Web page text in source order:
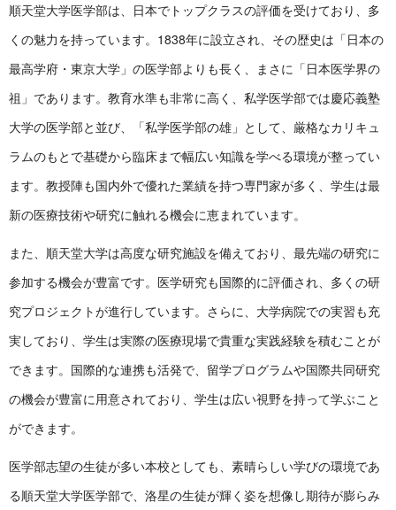
順天堂大学医学部は、日本でトップクラスの評価を受けており、多
くの魅力を持っています。1838年に設立され、その歴史は「日本の
最高学府・東京大学」の医学部よりも長く、まさに「日本医学界の
祖」であります。教育水準も非常に高く、私学医学部では慶応義塾
大学の医学部と並び、「私学医学部の雄」として、厳格なカリキュ
ラムのもとで基礎から臨床まで幅広い知識を学べる環境が整ってい
ます。教授陣も国内外で優れた業績を持つ専門家が多く、学生は最
新の医療技術や研究に触れる機会に恵まれています。
また、順天堂大学は高度な研究施設を備えており、最先端の研究に
参加する機会が豊富です。医学研究も国際的に評価され、多くの研
究プロジェクトが進行しています。さらに、大学病院での実習も充
実しており、学生は実際の医療現場で貴重な実践経験を積むことが
できます。国際的な連携も活発で、留学プログラムや国際共同研究
の機会が豊富に用意されており、学生は広い視野を持って学ぶこと
ができます。
医学部志望の生徒が多い本校としても、素晴らしい学びの環境であ
る順天堂大学医学部で、洛星の生徒が輝く姿を想像し期待が膨らみ